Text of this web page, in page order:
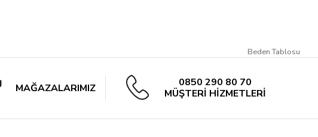
Beden Tablosu
MAĞAZALARIMIZ
0850 290 80 70
MÜŞTERİ HİZMETLERİ